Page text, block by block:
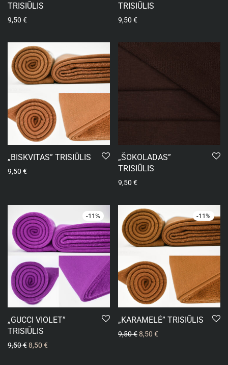
TRISIŪLIS
9,50 €
TRISIŪLIS
9,50 €
„BISKVITAS” TRISIŪLIS
9,50 €
„ŠOKOLADAS”
TRISIŪLIS
9,50 €
-11%
„GUCCI VIOLET”
TRISIŪLIS
9,50€8,50 €
-11%
„KARAMELĖ” TRISIŪLIS
9,50€8,50 €